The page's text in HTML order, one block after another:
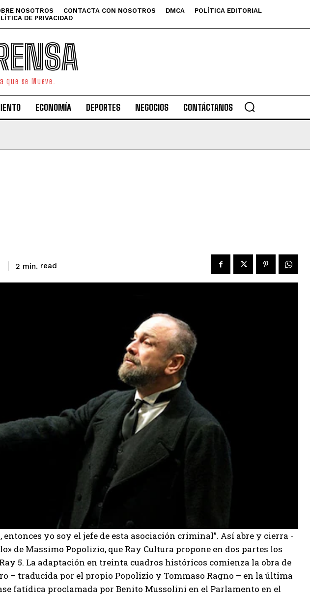
NOSOTROS CONTACTA CON NOSOTROS DMCA
POLÍTICA EDITORIAL
DE PRIVACIDAD
se Mueve.
ECONOMÍA DEPORTES NEGOCIOS CONTÁCTANOS
2 min. read
yo soy el jefe de esta asociación criminal”. Así abre y cierra -
de Massimo Popolizio, que Ray Cultura propone en dos partes los
Ray 5. La adaptación en treinta cuadros históricos comienza la obra de
– traducida por el propio Popolizio y Tommaso Ragno – en la última
fatídica proclamada por Benito Mussolini en el Parlamento en el